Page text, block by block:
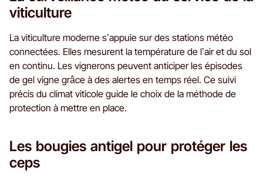
viticulture
La viticulture moderne s’appuie sur des stations météo
connectées. Elles mesurent la température de l’air et du sol
en continu. Les vignerons peuvent anticiper les épisodes
de gel vigne grâce à des alertes en temps réel. Ce suivi
précis du climat viticole guide le choix de la méthode de
protection à mettre en place.
Les bougies antigel pour protéger les
ceps